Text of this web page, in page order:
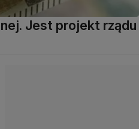
Jest projekt rządu